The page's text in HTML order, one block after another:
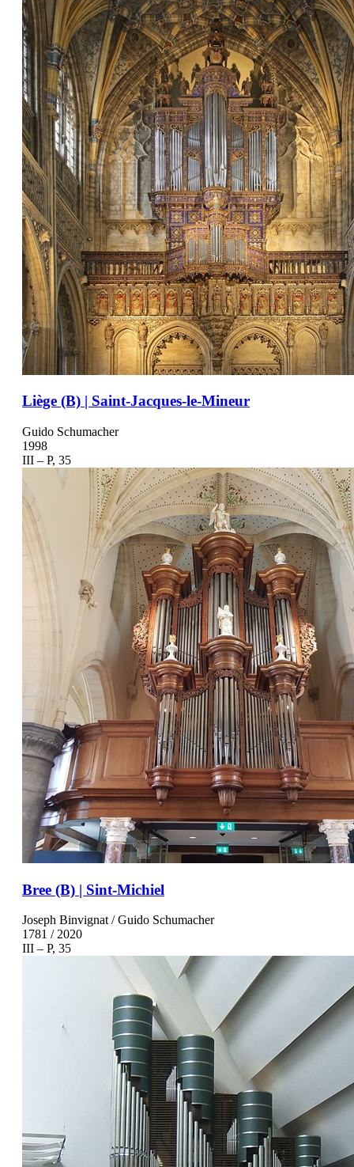
Liège (B) | Saint-Jacques-le-Mineur
Guido Schumacher
1998
III – P, 35
Bree (B) | Sint-Michiel
Joseph Binvignat / Guido Schumacher
1781 / 2020
III – P, 35